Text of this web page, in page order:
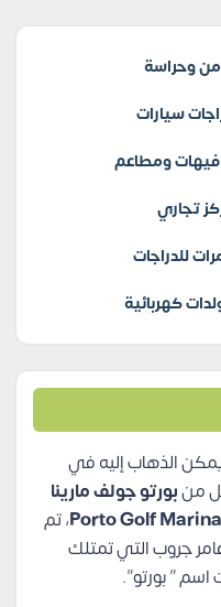
وحراسة
سيارات
ومطاعم
تجاري
للدراجات
كهربائية
الذهاب إليه في
منبورتو جولف مارينا
، تم
جروب التي تمتلك
اسم ” بورتو”.